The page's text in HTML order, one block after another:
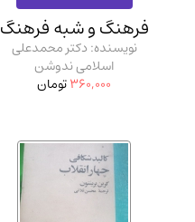
فرهنگ و شبه فرهنگ
نویسنده: دکتر محمدعلی
اسلامی ندوشن
360,000تومان